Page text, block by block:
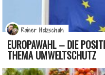
EUROPAWAHL – DIE
THEMA UMWELTSCHUTZ
Rainer Holzschuh